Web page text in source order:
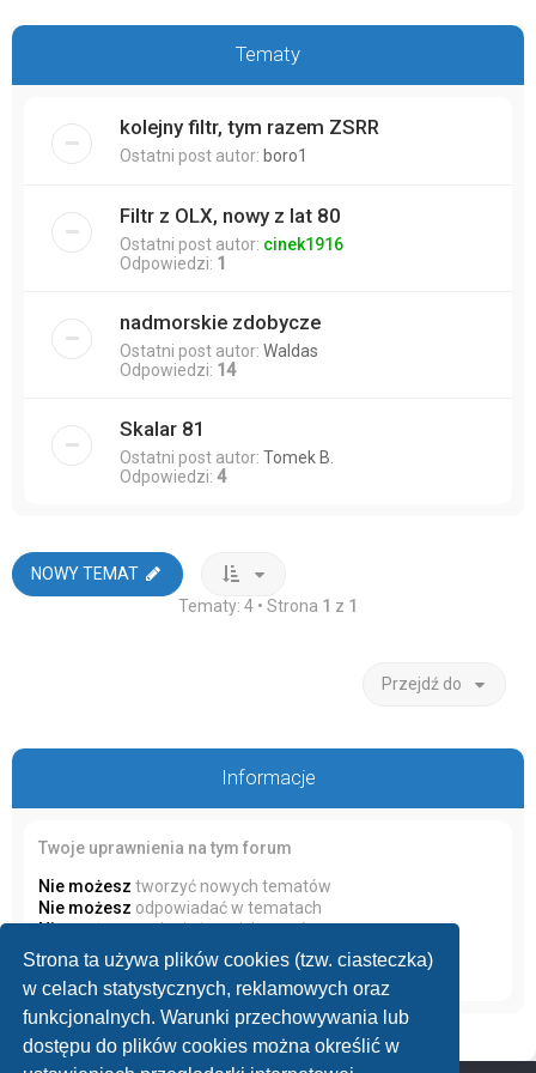
Strona ta używa plików cookies (tzw. ciasteczka)
w celach statystycznych, reklamowych oraz
funkcjonalnych. Warunki przechowywania lub
dostępu do plików cookies można określić w
Tematy
kolejny filtr, tym razem ZSRR
Ostatni post autor: boro1
Filtr z OLX, nowy z lat 80
Ostatni post autor: cinek1916
Odpowiedzi: 1
nadmorskie zdobycze
Ostatni post autor: Waldas
Odpowiedzi: 14
Skalar 81
Ostatni post autor: Tomek B.
Odpowiedzi: 4
NOWY TEMAT
Tematy: 4 • Strona 1 z 1
Przejdź do
Informacje
Twoje uprawnienia na tym forum
Nie możesz tworzyć nowych tematów
Nie możesz odpowiadać w tematach
Nie możeszzmieniać swoich postów
Nie możesz
usuwać swoich postów
Nie możesz dodawać załączników